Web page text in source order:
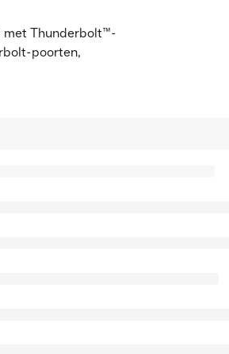
met Thunderbolt™-
poorten,